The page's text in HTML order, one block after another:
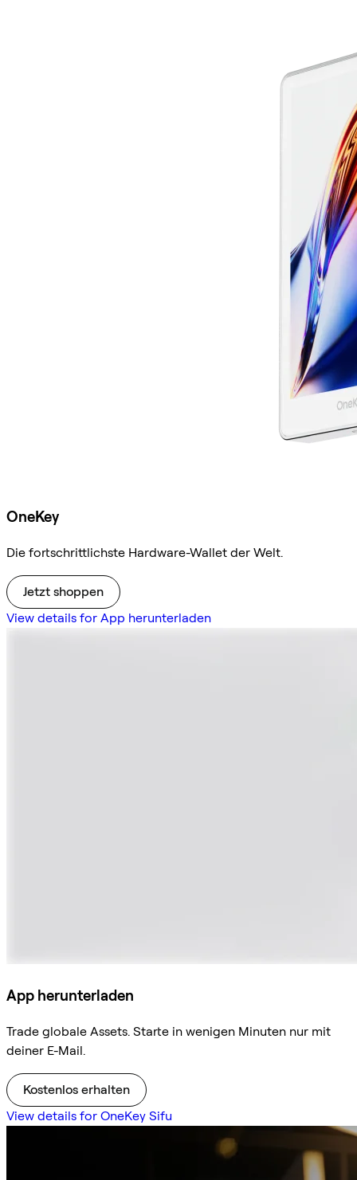
OneKey
Die fortschrittlichste Hardware-Wallet der Welt.
Jetzt shoppen
View details for App herunterladen
App herunterladen
Trade globale Assets. Starte in wenigen Minuten nur mit
deiner E-Mail.
Kostenlos erhalten
View details for OneKey Sifu